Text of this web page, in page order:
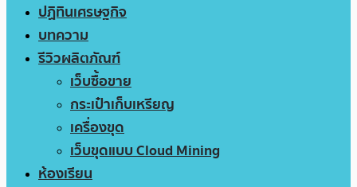
ปฏิทินเศรษฐกิจ
บทความ
รีวิวผลิตภัณฑ์
เว็บซื้อขาย
กระเป๋าเก็บเหรียญ
เครื่องขุด
เว็บขุดแบบ Cloud Mining
ห้องเรียน